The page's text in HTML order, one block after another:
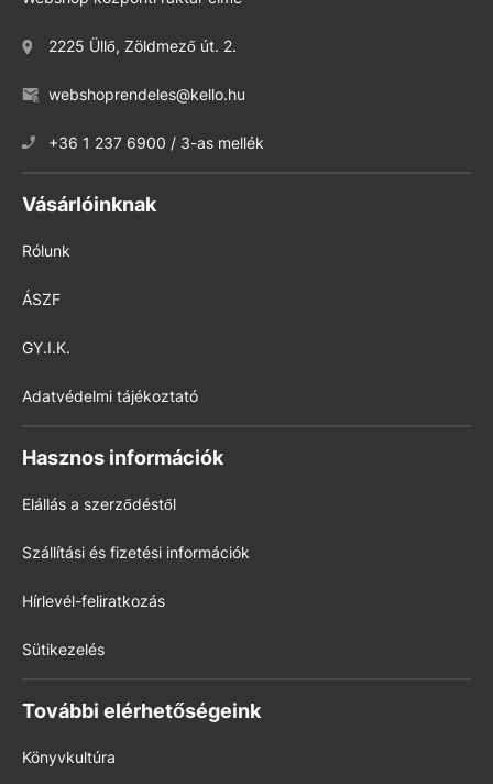
2225 Üllő, Zöldmező út. 2.
webshoprendeles@kello.hu
+36 1 237 6900 / 3-as mellék
Vásárlóinknak
Rólunk
ÁSZF
GY.I.K.
Adatvédelmi tájékoztató
Hasznos információk
Elállás a szerződéstől
Szállítási és fizetési információk
Hírlevél-feliratkozás
Sütikezelés
További elérhetőségeink
Könyvkultúra